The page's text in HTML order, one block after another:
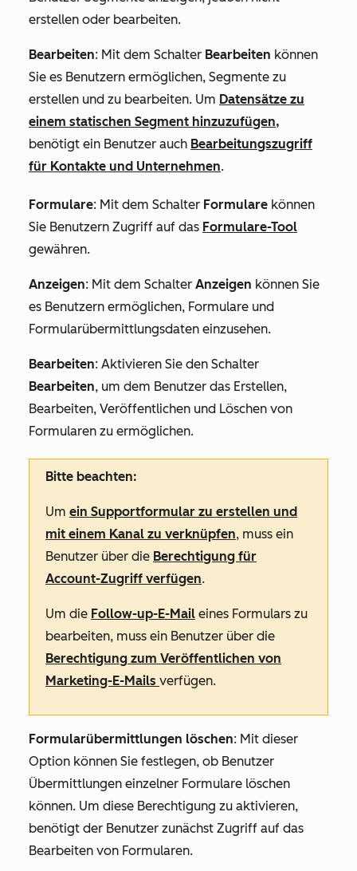
erstellen oder bearbeiten.
Bearbeiten: Mit dem Schalter Bearbeiten können
Sie es Benutzern ermöglichen, Segmente zu
erstellen und zu bearbeiten. Um Datensätze zu
einem statischen Segment hinzuzufügen,
benötigt ein Benutzer auch Bearbeitungszugriff
für Kontakte und Unternehmen.
Formulare: Mit dem Schalter Formulare können
Sie Benutzern Zugriff auf das Formulare-Tool
gewähren.
Anzeigen: Mit dem Schalter Anzeigen können Sie
es Benutzern ermöglichen, Formulare und
Formularübermittlungsdaten einzusehen.
Bearbeiten: Aktivieren Sie den Schalter
Bearbeiten, um dem Benutzer das Erstellen,
Bearbeiten, Veröffentlichen und Löschen von
Formularen zu ermöglichen.
Bitte beachten:
Um ein Supportformular zu erstellen und
mit einem Kanal zu verknüpfen, muss ein
Benutzer über die Berechtigung für
Account-Zugriff verfügen.
Um die Follow-up-E-Mail eines Formulars zu
bearbeiten, muss ein Benutzer über die
Berechtigung zum Veröffentlichen von
Marketing-E-Mails verfügen.
Formularübermittlungen löschen: Mit dieser
Option können Sie festlegen, ob Benutzer
Übermittlungen einzelner Formulare löschen
können. Um diese Berechtigung zu aktivieren,
benötigt der Benutzer zunächst Zugriff auf das
Bearbeiten von Formularen.